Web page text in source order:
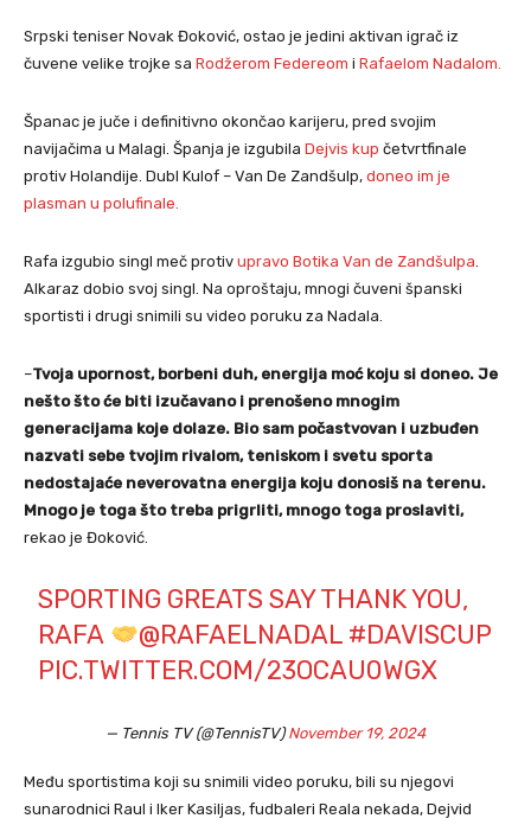
Srpski teniser Novak Đoković, ostao je jedini aktivan igrač iz
čuvene velike trojke sa Rodžerom Federeom i Rafaelom Nadalom.
Španac je juče i definitivno okončao karijeru, pred svojim
navijačima u Malagi. Španja je izgubila Dejvis kup četvrtfinale
protiv Holandije. Dubl Kulof – Van De Zandšulp, doneo im je
plasman u polufinale.
Rafa izgubio singl meč protiv upravo Botika Van de Zandšulpa
Alkaraz dobio svoj singl. Na oproštaju, mnogi čuveni španski
sportisti i drugi snimili su video poruku za Nadala.
–Tvoja upornost, borbeni duh, energija moć koju si doneo. Je
nešto što će biti izučavano i prenošeno mnogim
generacijama koje dolaze. Bio sam počastvovan i uzbuđen
nazvati sebe tvojim rivalom, teniskom i svetu sporta
nedostajaće neverovatna energija koju donosiš na terenu.
Mnogo je toga što treba prigrliti, mnogo toga proslaviti,
rekao je Đoković.
SPORTING GREATS SAY THANK YOU,
RAFA
@RAFAELNADAL #DAVISCUP
PIC.TWITTER.COM/23OCAU0WGX
— Tennis TV (@TennisTV)November 19, 2024
Među sportistima koji su snimili video poruku, bili su njegovi
sunarodnici Raul i Iker Kasiljas, fudbaleri Reala nekada, Dejvid